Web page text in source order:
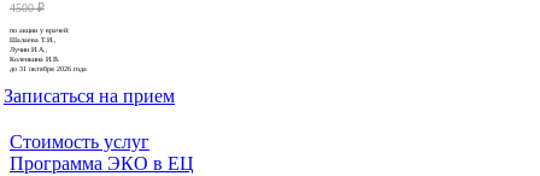
4500 ₽
по акции у врачей:
Шалаева Т.И.,
Лучин И.А.,
Коленкина И.В.
до 31 октября 2026 года
Записаться на прием
Стоимость услуг
Программа ЭКО в ЕЦ